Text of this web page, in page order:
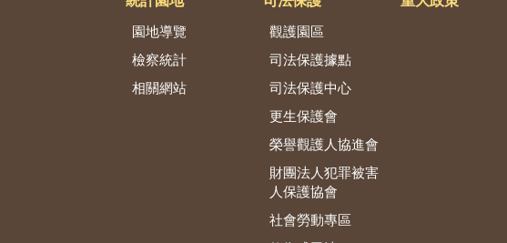
園地導覽
檢察統計
相關網站
觀護園區
司法保護據點
司法保護中心
更生保護會
榮譽觀護人協進會
財團法人犯罪被害
人保護協會
社會勞動專區